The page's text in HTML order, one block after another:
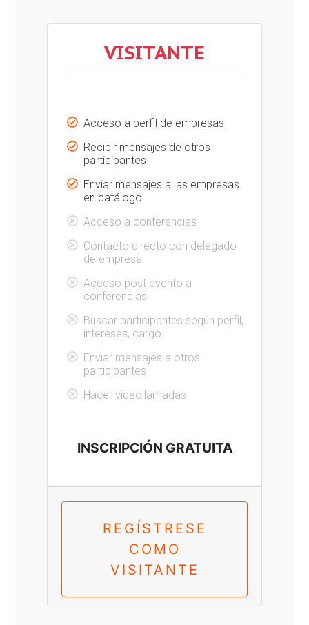
VISITANTE
Acceso a perfil de empresas
Recibir mensajes de otros
participantes
Enviar mensajes a las empresas
en catálogo
Acceso a conferencias
Contacto directo con delegado
de empresa
Acceso post evento a
conferencias
Buscar participantes según perfil,
intereses, cargo
Enviar mensajes a otros
participantes
Hacer videollamadas
INSCRIPCIÓN GRATUITA
REGÍSTRESE
COMO
VISITANTE